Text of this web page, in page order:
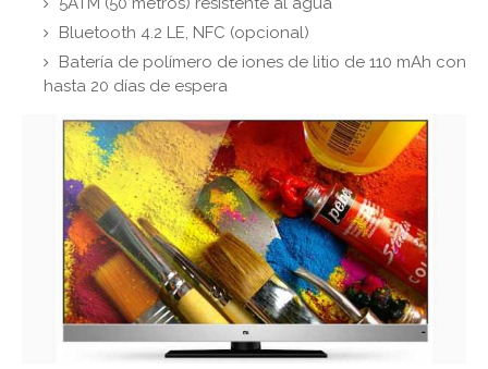
Bluetooth 4.2 LE, NFC (opcional)
Batería de polímero de iones de litio de 110 mAh con
hasta 20 días de espera